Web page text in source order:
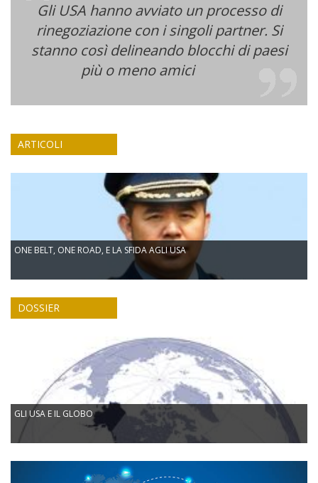
Gli USA hanno avviato un processo di
rinegoziazione con i singoli partner. Si
stanno così delineando blocchi di paesi
più o meno amici
ARTICOLI
ONE BELT, ONE ROAD, E LA SFIDA AGLI USA
DOSSIER
GLI USA E IL GLOBO